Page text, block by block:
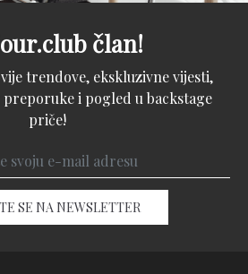
član!
trendove, ekskluzivne vijesti,
i pogled u backstage
priče!
SE NA NEWSLETTER